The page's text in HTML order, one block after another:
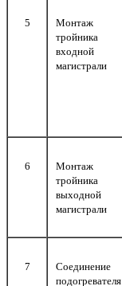
5
Монтаж
тройника
входной
магистрали
6
Монтаж
тройника
выходной
магистрали
7
Соединение